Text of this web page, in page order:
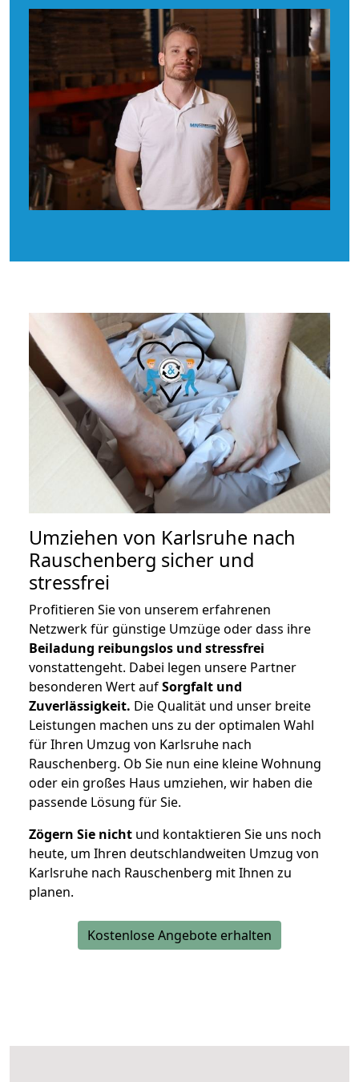
Umziehen von Karlsruhe nach
Rauschenberg sicher und
stressfrei
Profitieren Sie von unserem erfahrenen
Netzwerk für günstige Umzüge oder dass ihre
Beiladung reibungslos und stressfrei
vonstattengeht. Dabei legen unsere Partner
besonderen Wert aufSorgfalt und
Zuverlässigkeit. Die Qualität und unser breite
Leistungen machen uns zu der optimalen Wahl
für Ihren Umzug von Karlsruhe nach
Rauschenberg. Ob Sie nun eine kleine Wohnung
oder ein großes Haus umziehen, wir haben die
passende Lösung für Sie.
Zögern Sie nicht und kontaktieren Sie uns noch
heute, um Ihren deutschlandweiten Umzug von
Karlsruhe nach Rauschenberg mit Ihnen zu
planen.
Kostenlose Angebote erhalten